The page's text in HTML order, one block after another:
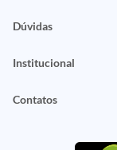
Dúvidas
Institucional
Contatos